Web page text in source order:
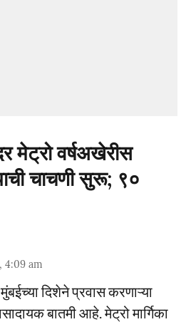
मेट्रो वर्षअखेरीस
चाचणी सुरू; ९०
4:09 am
दिशेने प्रवास करणाऱ्या
बातमी आहे. मेट्रो मार्गिका